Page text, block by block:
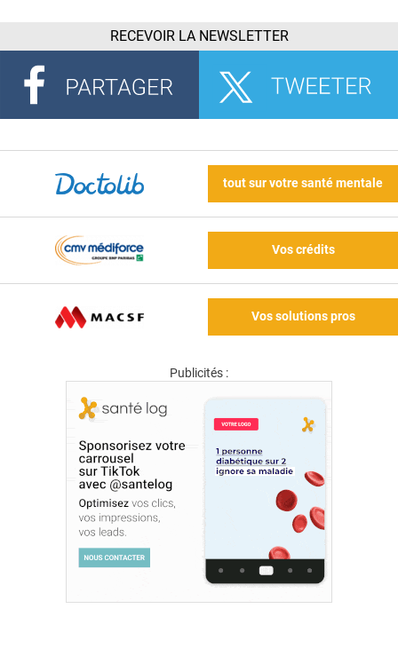
RECEVOIR LA NEWSLETTER
tout sur votre santé mentale
Vos crédits
Vos solutions pros
Publicités :